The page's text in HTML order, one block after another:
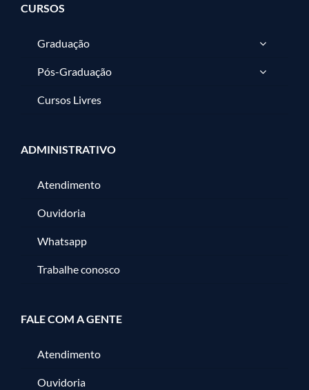
CURSOS
Graduação
Pós-Graduação
Cursos Livres
ADMINISTRATIVO
Atendimento
Ouvidoria
Whatsapp
Trabalhe conosco
FALE COM A GENTE
Atendimento
Ouvidoria